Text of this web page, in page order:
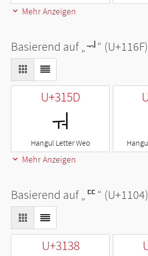
Mehr Anzeigen
Basierend auf „ᅯ“ (U+116F)
U+315D
ㅝ
Hangul Letter Weo
Mehr Anzeigen
Basierend auf „ᄄ“ (U+1104)
U+3138